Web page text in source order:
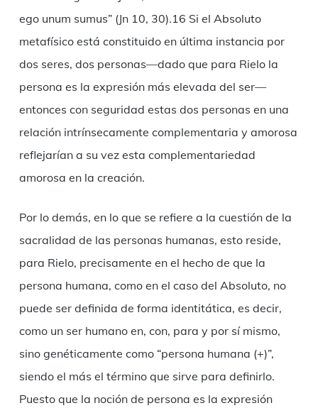
ego unum sumus” (Jn 10, 30).16 Si el Absoluto
metafísico está constituido en última instancia por
dos seres, dos personas—dado que para Rielo la
persona es la expresión más elevada del ser—
entonces con seguridad estas dos personas en una
relación intrínsecamente complementaria y amorosa
reflejarían a su vez esta complementariedad
amorosa en la creación.
Por lo demás, en lo que se refiere a la cuestión de la
sacralidad de las personas humanas, esto reside,
para Rielo, precisamente en el hecho de que la
persona humana, como en el caso del Absoluto, no
puede ser definida de forma identitática, es decir,
como un ser humano en, con, para y por sí mismo,
sino genéticamente como “persona humana (+)”,
siendo el más el término que sirve para definirlo.
Puesto que la noción de persona es la expresión